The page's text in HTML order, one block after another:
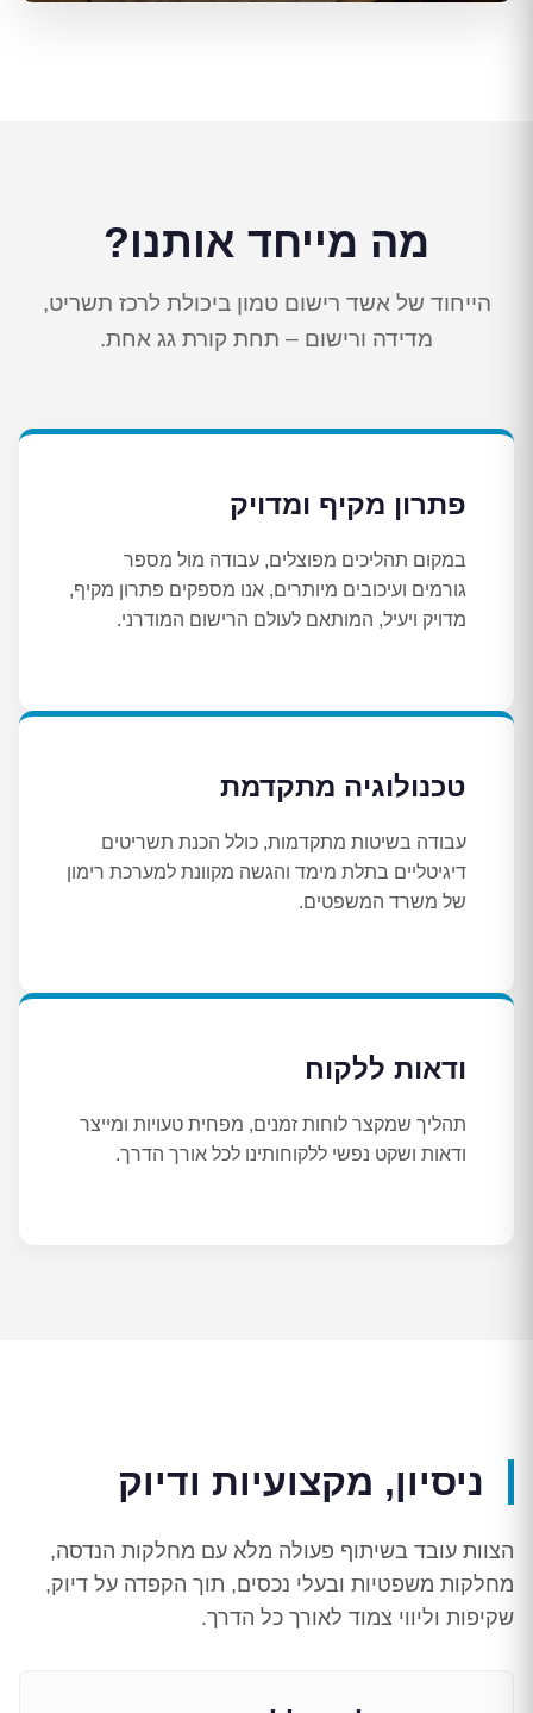
מה מייחד אותנו?
הייחוד של אשד רישום טמון ביכולת לרכז תשריט,
מדידה ורישום – תחת קורת גג אחת.
פתרון מקיף ומדויק
במקום תהליכים מפוצלים, עבודה מול מספר
גורמים ועיכובים מיותרים, אנו מספקים פתרון מקיף,
מדויק ויעיל, המותאם לעולם הרישום המודרני.
טכנולוגיה מתקדמת
עבודה בשיטות מתקדמות, כולל הכנת תשריטים
דיגיטליים בתלת מימד והגשה מקוונת למערכת רימון
של משרד המשפטים.
ודאות ללקוח
תהליך שמקצר לוחות זמנים, מפחית טעויות ומייצר
ודאות ושקט נפשי ללקוחותינו לכל אורך הדרך.
ניסיון, מקצועיות ודיוק
הצוות עובד בשיתוף פעולה מלא עם מחלקות הנדסה,
מחלקות משפטיות ובעלי נכסים, תוך הקפדה על דיוק,
שקיפות וליווי צמוד לאורך כל הדרך.